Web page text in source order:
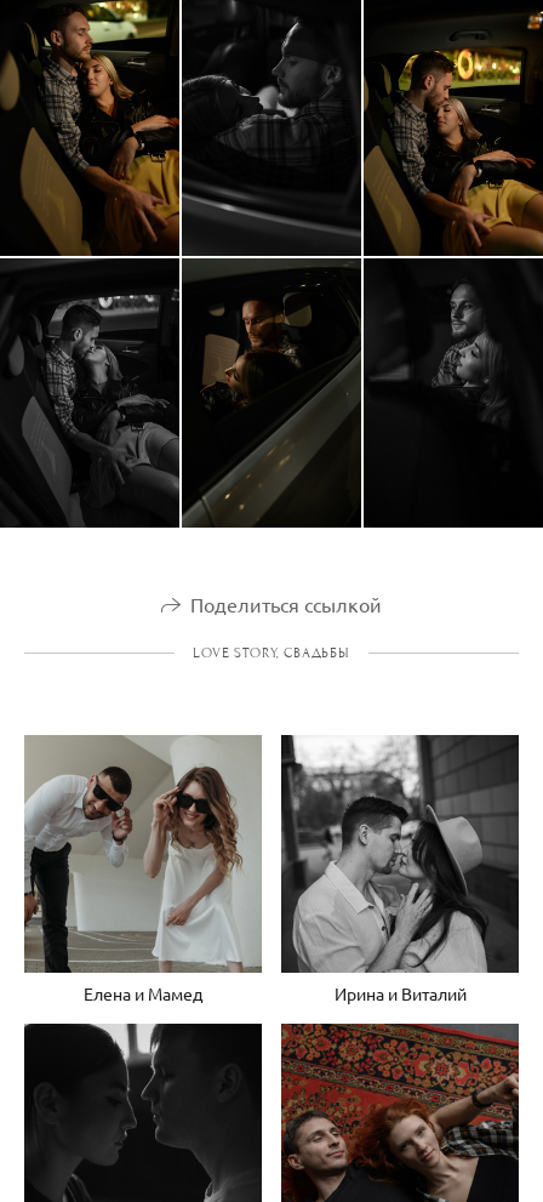
Поделиться ссылкой
LOVE STORY, СВАДЬБЫ
Елена и Мамед Ирина и Виталий